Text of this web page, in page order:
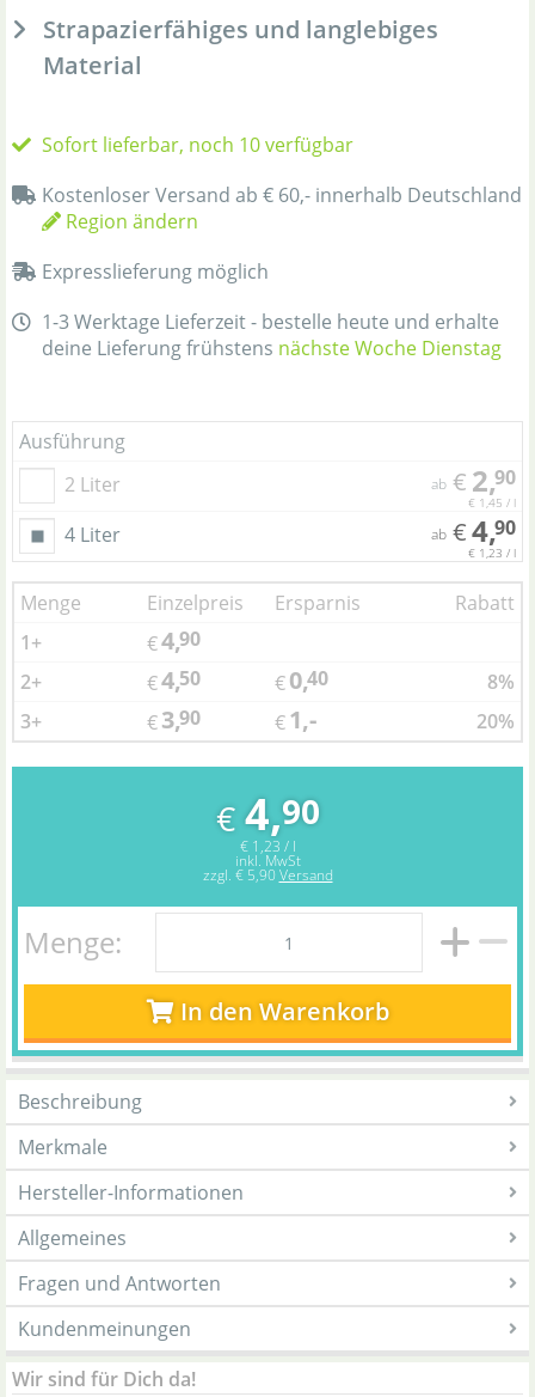
Strapazierfähiges und langlebiges
Material
Sofort lieferbar, noch 10 verfügbar
Kostenloser Versand ab € 60,- innerhalb Deutschland
Region ändern
Expresslieferung möglich
1-3 Werktage Lieferzeit - bestelle heute und erhalte
deine Lieferung frühstens nächste Woche Dienstag
Ausführung
2 Liter
ab € 2,90
€ 1,45 / l
4 Liter ab €4,90
€ 1,23 / l
Menge Einzelpreis Ersparnis
Rabatt
1+
€4,90
2+
€4,50 €0,40
8%
3+
€3,90 €1,- 20%
€ 4,90
€ 1,23 / l
inkl. MwSt
zzgl. € 5,90 Versand
Menge:
In den Warenkorb
Beschreibung
Merkmale
Hersteller-Informationen
Allgemeines
Fragen und Antworten
Kundenmeinungen
Wir sind für Dich da!